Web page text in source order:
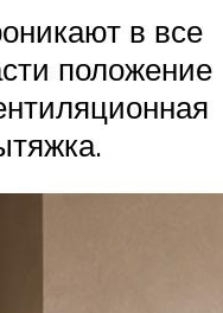
в все
положение